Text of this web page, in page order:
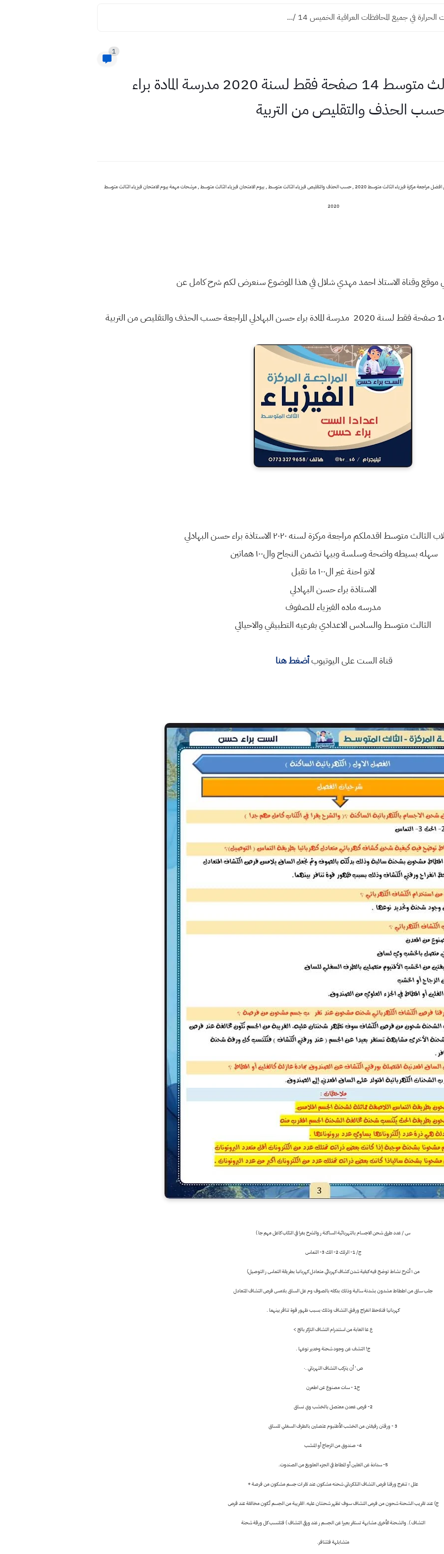
الحرارة في جميع المحافظات العراقية الخميس 14 /...
1
مراجعة مركزة فيزياء الثالث متوسط 14 صفحة فقط لسنة 2020 مدرسة المادة براء
حسب الحذف والتقليص من التربية
فيزياء الثالث متوسط , مراجعة مركزة فيزياء الثالث متوسط , تحميل افضل مراجعة مركزة فيزياء الثالث متوسط 2020 , حسب الحذف والتقليص فيزياء الثالث متوسط , بيوم الامتحان فيزياء الثالث متوسط , مرشحات مهمة بيوم الامتحان فيزياء الثالث متوسط
2020
موقع وقناة الاستاذ احمد مهدي شلال في هذا الموضوع سنعرض لكم شرح كامل عن
متوسط اقدملكم مراجعة مركزة لسنه ٢٠٢٠ الاستاذة براء حسن البهادلي
سهله بسيطه واضحة وسلسة وبيها تضمن النجاح وال١٠٠ هماتين
لانو احنة غير ال١٠٠ ما نقبل
الاستاذة براء حسن البهادلي
مدرسه ماده الفيزياء للصفوف
الثالث متوسط والسادس الاعدادي بفرعيه التطبيقي والاحيائي
قناة الست على اليوتيوبأضغط هنا
س / عدد طرق شحن الاجسام بالتهربائبة الساكنة ر والشرح بغرا في التئاب كاعل مهم جا )
ج/ 1- الرلك 2- الك 3- التماس
من ١ أشرح نشاط توضح فيه كبفية شدن كشاف كهربائي متعادل كهربانبا بطريقة التماس ر التوصيل)
جلب ساق من اططاط مشدون بشدنة سالبة وذلك بدكله بالصوف وم عل الساق بلامس فرص التشاف المتعادل
كهربانيا فنلاحظ انغراج ورفتي التشاف وذلك بسبب ظهور قوة تناقر بينهما .
ع عا الغابة من استندرام التشاف التزكر بالج >
ج! التشف عن وجود شحنة وخدير نوعها .
ص ' أن يتركب التشاف التهرباني .٠
ح1 - سات مصنوع عن اطعرن
2- فرص ععدن معتصل بالخشب وي نساق
3 - ورقتن رفيفتن من الخشب الأطنبوم عتصلين بالطرف السغلي للساق
4- صندوق من الزجاج أو المنشب
5- سدادة عن الغلين أو المطاط في الجزء العلويع من الصندوت.
علل ؛ تنغرج ورفنا فرص التشاف التلكرباني شحنه مشكون عند تقر ات جسم مشكون من فرصة +
ج) عند تقريب الشحنة شحون من فرص التشاف سوف تظهر شحنتان عليه. القريبة من الجسم تُكون مخالفة عند قرص
التشاف ). والشحنة الأخرى مشابهة تستقر بعيرا عن الجسم ر عند ورفي التشاف ) فتلنسب كل ورقة شحنة
متشابلهة فتتنافر.